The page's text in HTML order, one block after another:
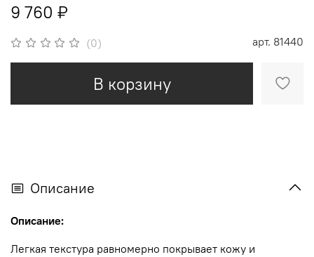
(0) арт. 81440
9 760 ₽
В корзину
Описание
Описание:
Легкая текстура равномерно покрывает кожу и